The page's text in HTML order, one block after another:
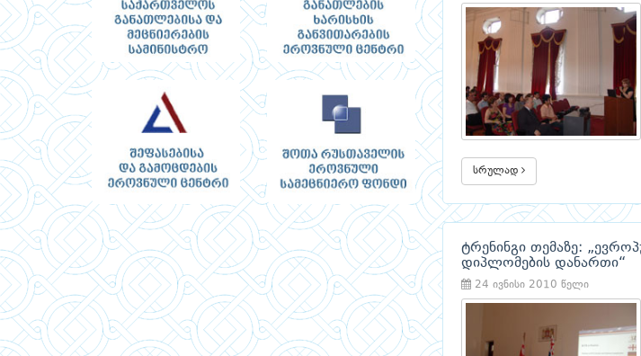
სრულად
ტრენინგი თემაზე:
დიპლომების დანართი“
24 ივნისი 2010 წელი